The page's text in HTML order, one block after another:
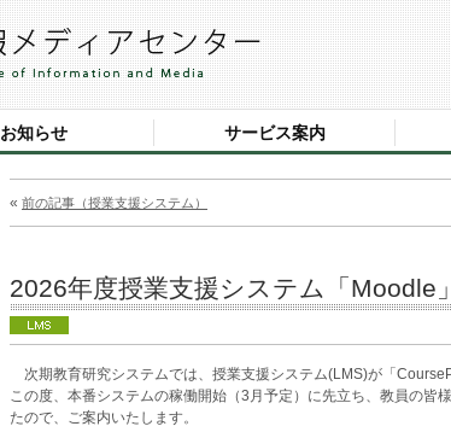
お知らせ サービス案内
« 前の記事（授業支援システム）
2026年度授業支援システム「Moodle
次期教育研究システムでは、授業支援システム(LMS)が「
この度、本番システムの稼働開始（3月予定）に先立ち、教員の皆
たので、ご案内いたします。